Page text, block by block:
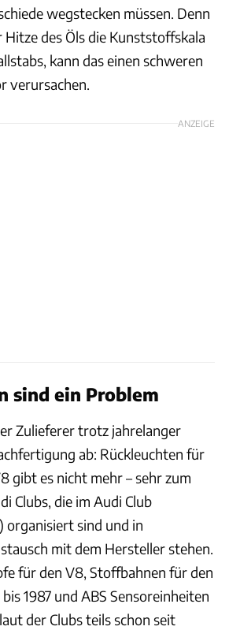
wegstecken müssen. Denn
des Öls die Kunststoffskala
kann das einen schweren
verursachen.
ANZEIGE
sind ein Problem
Zulieferer trotz jahrelanger
ab: Rückleuchten für
gibt es nicht mehr – sehr zum
Clubs, die im Audi Club
organisiert sind und in
mit dem Hersteller stehen.
für den V8, Stoffbahnen für den
1987 und ABS Sensoreinheiten
der Clubs teils schon seit